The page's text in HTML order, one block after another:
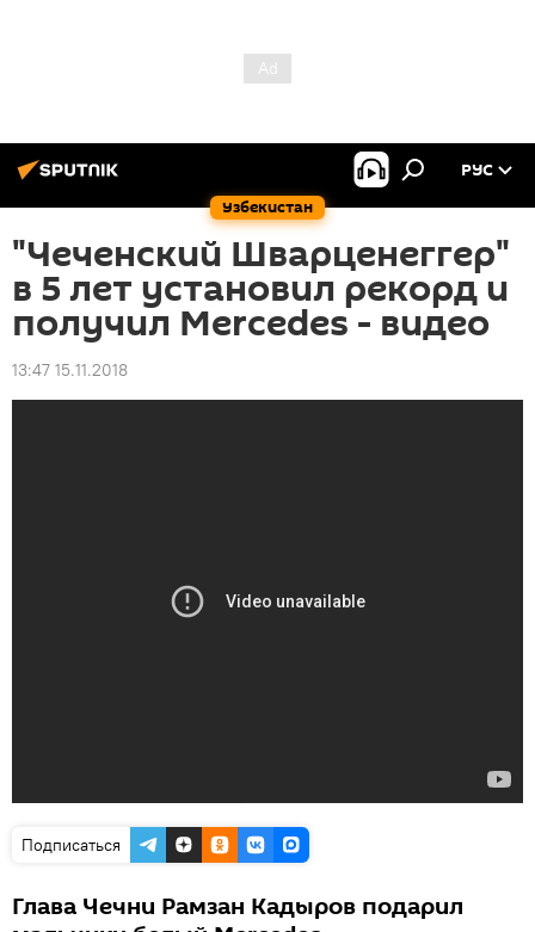
Узбекистан
РУС
"Чеченский Шварценеггер"
в 5 лет установил рекорд и
получил Mercedes - видео
13:47 15.11.2018
Подписаться
Глава Чечни Рамзан Кадыров подарил